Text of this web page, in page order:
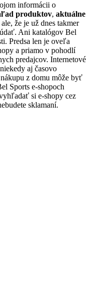
informácii o
produktov, aktuálne
že je už dnes takmer
Ani katalógov Bel
Predsa len je oveľa
a priamo v pohodlí
predajcov. Internetové
aj časovo
z domu môže byť
Sports e-shopoch
si e-shopy cez
sklamaní.